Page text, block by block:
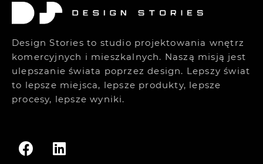
Design Stories to studio projektowania wnętrz
komercyjnych i mieszkalnych. Naszą misją jest
ulepszanie świata poprzez design. Lepszy świat
to lepsze miejsca, lepsze produkty, lepsze
procesy, lepsze wyniki.